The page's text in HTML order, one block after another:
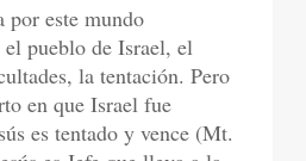
por este mundo
pueblo de Israel, el
la tentación. Pero
en que Israel fue
es tentado y vence (Mt.